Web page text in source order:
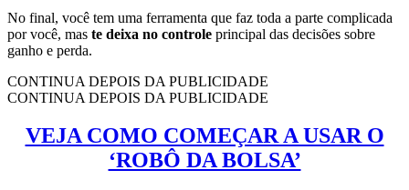
No final, você tem uma ferramenta que faz toda a parte complicada
por você, mas te deixa no controle principal das decisões sobre
ganho e perda.
CONTINUA DEPOIS DA PUBLICIDADE
CONTINUA DEPOIS DA PUBLICIDADE
VEJA COMO COMEÇAR A USAR O
‘ROBÔ DA BOLSA’